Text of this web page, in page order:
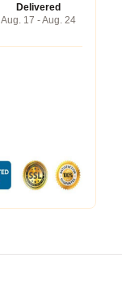
Delivered
Aug. 17 - Aug. 24